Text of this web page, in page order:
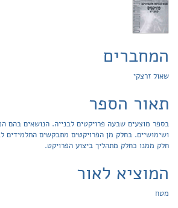
המחברים
שאול זרצקי
תאור הספר
בספר מוצעים שבעה פרויקטים לבנייה. הנושאים בהם
ושימושיים. בחלק מן הפרויקטים מתבקשים
חלק ממנו כחלק מתהליך ביצוע הפרויקט.
המוציא לאור
מטח